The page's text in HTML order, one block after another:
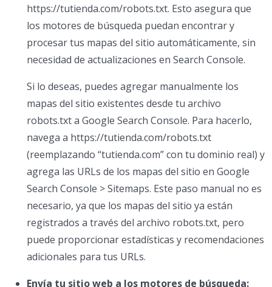
https://tutienda.com/robots.txt. Esto asegura que
los motores de búsqueda puedan encontrar y
procesar tus mapas del sitio automáticamente, sin
necesidad de actualizaciones en Search Console.
Si lo deseas, puedes agregar manualmente los
mapas del sitio existentes desde tu archivo
robots.txt a Google Search Console. Para hacerlo,
navega a https://tutienda.com/robots.txt
(reemplazando “tutienda.com” con tu dominio real) y
agrega las URLs de los mapas del sitio en Google
Search Console > Sitemaps. Este paso manual no es
necesario, ya que los mapas del sitio ya están
registrados a través del archivo robots.txt, pero
puede proporcionar estadísticas y recomendaciones
adicionales para tus URLs.
Envía tu sitio web a los motores de búsqueda: